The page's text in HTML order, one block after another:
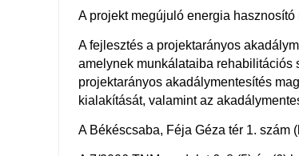
A projekt megújuló energia
A fejlesztés a projektarányos
amelynek munkálataiba rehabilitációs
projektarányos akadálymentesítés
kialakítását, valamint az
A Békéscsaba, Féja Géza tér 1. szám